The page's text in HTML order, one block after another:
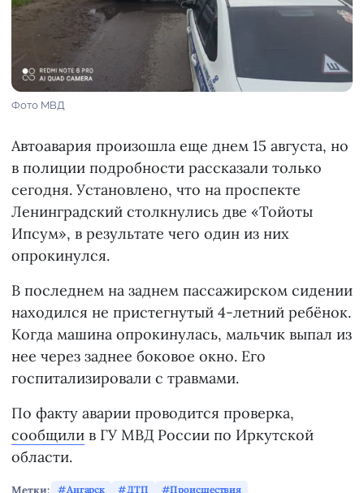
Фото МВД
Автоавария произошла еще днем 15 августа, но
в полиции подробности рассказали только
сегодня. Установлено, что на проспекте
Ленинградский столкнулись две «Тойоты
Ипсум», в результате чего один из них
опрокинулся.
В последнем на заднем пассажирском сидении
находился не пристегнутый 4-летний ребёнок.
Когда машина опрокинулась, мальчик выпал из
нее через заднее боковое окно. Его
госпитализировали с травмами.
По факту аварии проводится проверка,
сообщили в ГУ МВД России по Иркутской
области.
Метки: Ангарск ДТП Происшествия